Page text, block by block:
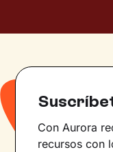
Con Aurora
recursos con